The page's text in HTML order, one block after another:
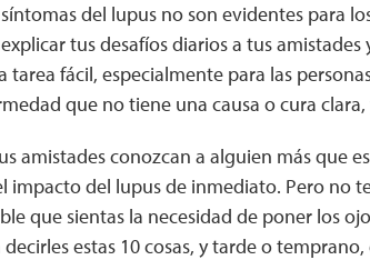
del lupus no son evidentes para
tus desafíos diarios a tus amistades
tarea fácil, especialmente para las
que no tiene una causa o cura
amistades conozcan a alguien más que
impacto del lupus de inmediato. Pero no
que sientas la necesidad de poner los
estas 10 cosas, y tarde o